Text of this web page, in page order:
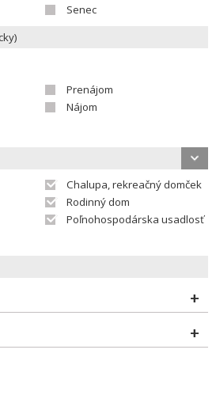
Senec
Prenájom
Nájom
Chalupa, rekreačný domček
Rodinný dom
Poľnohospodárska usadlosť